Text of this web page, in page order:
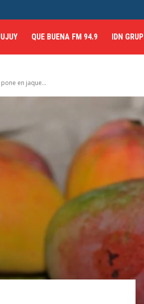
QUE BUENA FM 94.9 IDN GRUP
en jaque...